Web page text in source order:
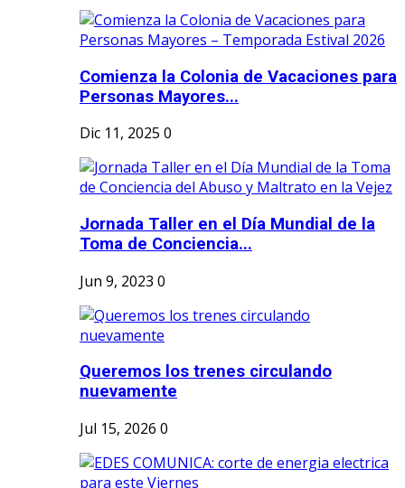
Comienza la Colonia de Vacaciones para
Personas Mayores...
Dic 11, 2025 0
Jornada Taller en el Día Mundial de la
Toma de Conciencia...
Jun 9, 2023 0
Queremos los trenes circulando
nuevamente
Jul 15, 2026 0